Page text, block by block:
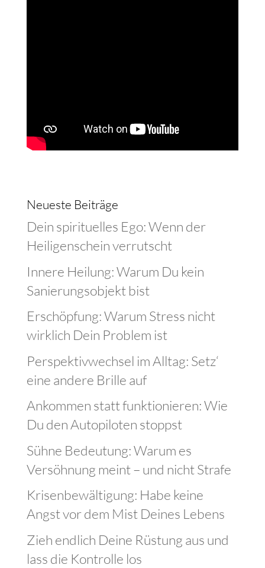
Neueste Beiträge
Dein spirituelles Ego: Wenn der
Heiligenschein verrutscht
Innere Heilung: Warum Du kein
Sanierungsobjekt bist
Erschöpfung: Warum Stress nicht
wirklich Dein Problem ist
Perspektivwechsel im Alltag: Setz‘
eine andere Brille auf
Ankommen statt funktionieren: Wie
Du den Autopiloten stoppst
Sühne Bedeutung: Warum es
Versöhnung meint – und nicht Strafe
Krisenbewältigung: Habe keine
Angst vor dem Mist Deines Lebens
Zieh endlich Deine Rüstung aus und
lass die Kontrolle los